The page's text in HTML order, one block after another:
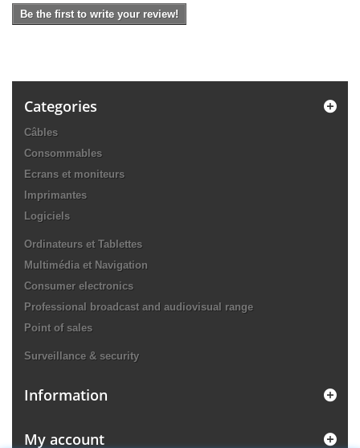
Be the first to write your review!
Categories
Câbles
Consommables
Ecrans et moniteurs
Imprimantes
Logiciels
Ordinateurs et Tablettes
Multimédia et Navigation
Consumer electronics
Professional broadcast and audiovisual range
Point of sales
Surveillance & security
Information
My account